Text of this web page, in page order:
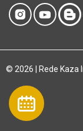
© 2026 | Rede Kaza